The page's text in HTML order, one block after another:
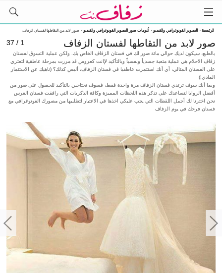
الرئيسية› التصوير الفوتوغرافي والفيديو› ألبومات صور التصوير الفوتوغرافي والفيديو› صور لابد من التقاطها لفستان الزفاف
صور لابد من التقاطها لفستان الزفاف 1 / 37
بالطبع، سيكون لديك حوالي مائة صور لك في فستان الزفاف الخاص بك. ولكن عملية التسوق لفستان
زفاف الاحلام هي عملية متعبة جسدياً ونفسياً وبالتأكيد لإانت كعروس قد مررت بمرحلة عاطقية لتعثري
على الفستان المثالي، أي أنك استثمرت عاطفيا في فستان الزفاف، أليس كذلك؟ (ناهيك عن الاستثمار
المادي!)
وبما أنك سوف ترتدي فستان الزفاف مرة واحدة فقط، فسوف تحتاجين بالتأكيد للحصول على صور من
أفضل الزوايا لتساعدك على تذكر هذه اللحظات المميزة وكافة الذكريات التي رافقت فستان العرس
نحن اخترنا لك أجمل اللقطات التي يجب عليكي اخذها في الاعتبار لتطلبيها من مصورك الفوتوغرافي مع
فستان فرحك في يوم الزفاف